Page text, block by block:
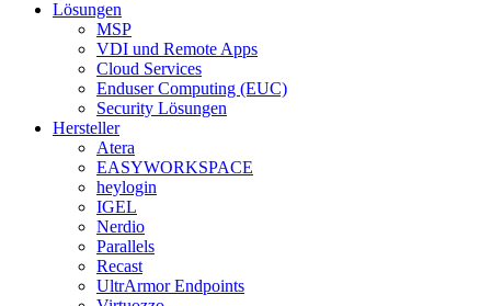
Lösungen
MSP
VDI und Remote Apps
Cloud Services
Enduser Computing (EUC)
Security Lösungen
Hersteller
Atera
EASYWORKSPACE
heylogin
IGEL
Nerdio
Parallels
Recast
UltrArmor Endpoints